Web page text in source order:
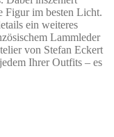
Figur im besten Licht.
ein weiteres
Lammleder
von Stefan Eckert
Ihrer Outfits – es